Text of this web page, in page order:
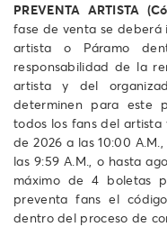
PREVENTA ARTISTA
fase de venta se
artista o Páramo
responsabilidad de la
artista y del
determinen para este
todos los fans del
de 2026 a las 10:00
las 9:59 A.M., o hasta
máximo de 4 boletas
preventa fans el
dentro del proceso de